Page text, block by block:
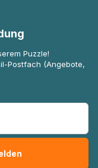
Puzzle!
Postfach (Angebote,